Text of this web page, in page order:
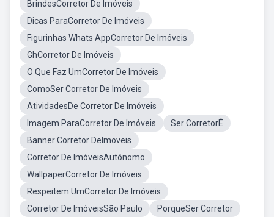
BrindesCorretor De Imóveis
Dicas ParaCorretor De Imóveis
Figurinhas Whats AppCorretor De Imóveis
GhCorretor De Imóveis
O Que Faz UmCorretor De Imóveis
ComoSer Corretor De Imóveis
AtividadesDe Corretor De Imóveis
Imagem ParaCorretor De Imóveis
Ser CorretorÉ
Banner Corretor DeImoveis
Corretor De ImóveisAutônomo
WallpaperCorretor De Imóveis
Respeitem UmCorretor De Imóveis
Corretor De ImóveisSão Paulo
PorqueSer Corretor